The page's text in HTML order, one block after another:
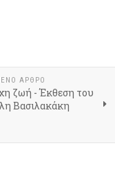
ΆΡΘΡΟ
ζωή - Έκθεση του
Βασιλακάκη